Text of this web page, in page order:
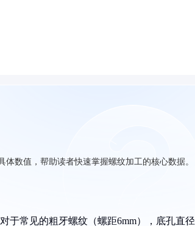
数值，帮助读者快速掌握螺纹加工的核心数据。
于常见的粗牙螺纹（螺距6mm），底孔直径